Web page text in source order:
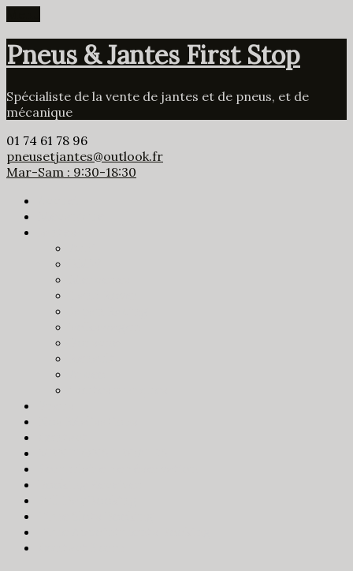
Pneus & Jantes First Stop
Spécialiste de la vente de jantes et de pneus, et de
mécanique
01 74 61 78 96
pneusetjantes@outlook.fr
Mar-Sam : 9:30-18:30